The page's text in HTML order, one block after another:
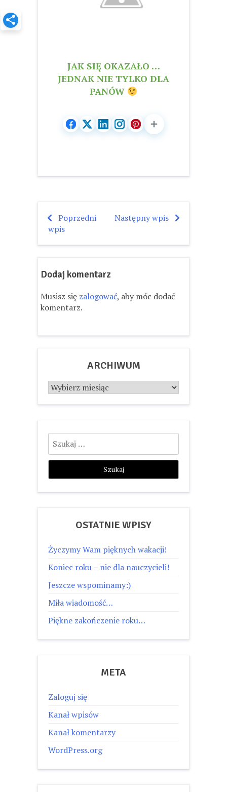
JAK SIĘ OKAZAŁO …
JEDNAK NIE TYLKO DLA
PANÓW
Nawigacja
wpisu
Poprzedni
wpis
Następny wpis
Dodaj komentarz
Musisz się zalogować, aby móc dodać
komentarz.
ARCHIWUM
Archiwum
Szukaj:
OSTATNIE WPISY
Życzymy Wam pięknych wakacji!
Koniec roku – nie dla nauczycieli!
Jeszcze wspominamy:)
Miła wiadomość…
Piękne zakończenie roku…
META
Zaloguj się
Kanał wpisów
Kanał komentarzy
WordPress.org